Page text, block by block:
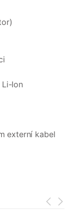
Ion
externí kabel